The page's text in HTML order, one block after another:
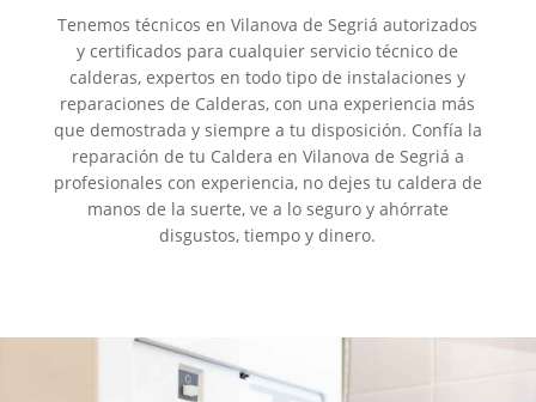
Tenemos técnicos en Vilanova de Segriá autorizados
y certificados para cualquier servicio técnico de
calderas, expertos en todo tipo de instalaciones y
reparaciones de Calderas, con una experiencia más
que demostrada y siempre a tu disposición. Confía la
reparación de tu Caldera en Vilanova de Segriá a
profesionales con experiencia, no dejes tu caldera de
manos de la suerte, ve a lo seguro y ahórrate
disgustos, tiempo y dinero.